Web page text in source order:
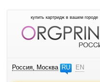
купить картридж в вашем городе
Россия, Москва RU EN